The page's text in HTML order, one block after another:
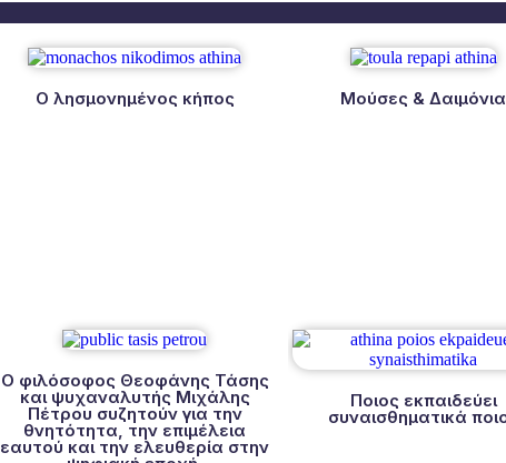
Ο λησμονημένος κήπος Μούσες & Δαιμόνια
Ο φιλόσοφος Θεοφάνης Τάσης
και ψυχαναλυτής Μιχάλης
Πέτρου συζητούν για την
θνητότητα, την επιμέλεια
εαυτού και την ελευθερία στην
Ποιος εκπαιδεύει
συναισθηματικά